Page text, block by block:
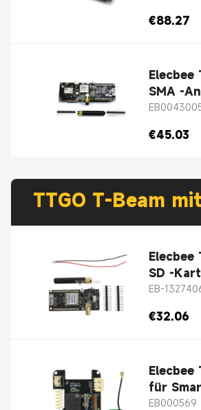
€88.27
Elecbee
€45.03
TTGO T-Beam
Elecbee
SD -
EB-
€32.06
Elecbee
für
EB000569